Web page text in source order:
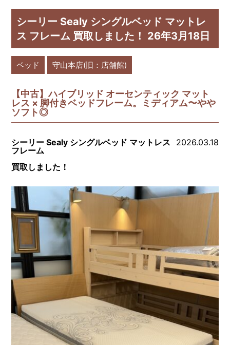
シーリー Sealy シングルベッド マットレ
ス フレーム 買取しました！ 26年3月18日
ベッド 守山本店(旧：店舗館)
【中古】ハイブリッド オーセンティック マット
レス × 脚付きベッドフレーム。ミディアム〜やや
ソフト◎
2026.03.18
シーリー Sealy シングルベッド マットレス
フレーム
買取しました！